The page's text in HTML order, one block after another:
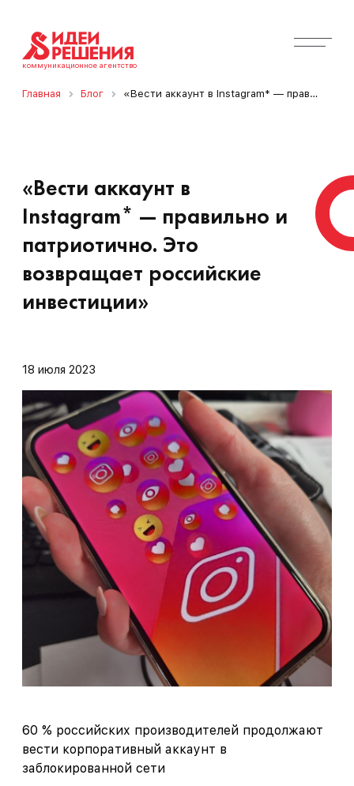
коммуникационное агентство
Главная Блог «Вести аккаунт в Instagram* — правильно и патриотично. Это возвращает российские инвестиции»
«Вести аккаунт в
Instagram* — правильно и
патриотично. Это
возвращает российские
инвестиции»
18 июля 2023
60 % российских производителей продолжают
вести корпоративный аккаунт в
заблокированной сети